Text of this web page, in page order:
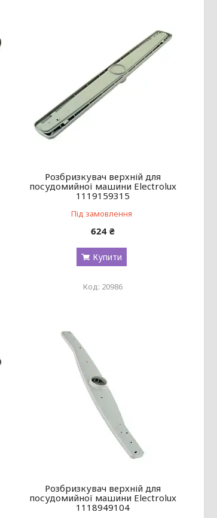
Розбризкувач верхній для
посудомийної машини Electrolux
1119159315
Під замовлення
624 ₴
Купити
20986
Розбризкувач верхній для
посудомийної машини Electrolux
1118949104